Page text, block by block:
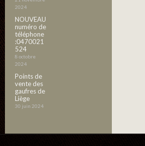
2024
NOUVEAU
numéro de
téléphone
:0470021
524
8 octobre
2024
Points de
vente des
gaufres de
Liège
30 juin 2024